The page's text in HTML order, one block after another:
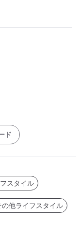
ド
スタイル
の他ライフスタイル